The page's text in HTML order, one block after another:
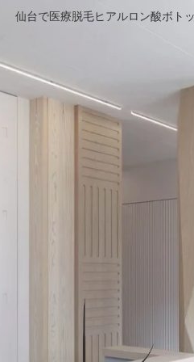
仙台で医療脱毛ヒアルロン酸ボト